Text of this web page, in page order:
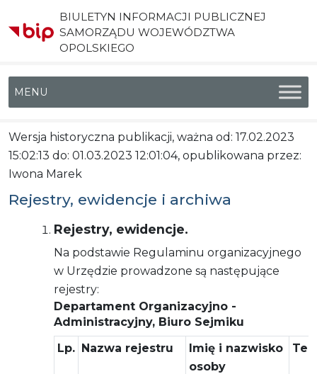
BIULETYN INFORMACJI PUBLICZNEJ
SAMORZĄDU WOJEWÓDZTWA
OPOLSKIEGO
Menu główne
Wersja historyczna publikacji, ważna od: 17.02.2023
15:02:13 do: 01.03.2023 12:01:04, opublikowana przez:
Iwona Marek
Rejestry, ewidencje i archiwa
Rejestry, ewidencje.
Na podstawie Regulaminu organizacyjnego
w Urzędzie prowadzone są następujące
rejestry:
Departament Organizacyjno -
Administracyjny, Biuro Sejmiku
Lp. Nazwa rejestru
Imię i nazwisko
osoby